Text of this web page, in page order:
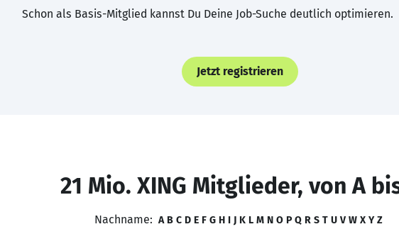
Schon als Basis-Mitglied kannst Du Deine Job-Suche deutlich optimieren.
Jetzt registrieren
21 Mio. XING Mitglieder, von A
Nachname: A B C D E F G H I J K L M N O P Q R S T U V W X Y Z